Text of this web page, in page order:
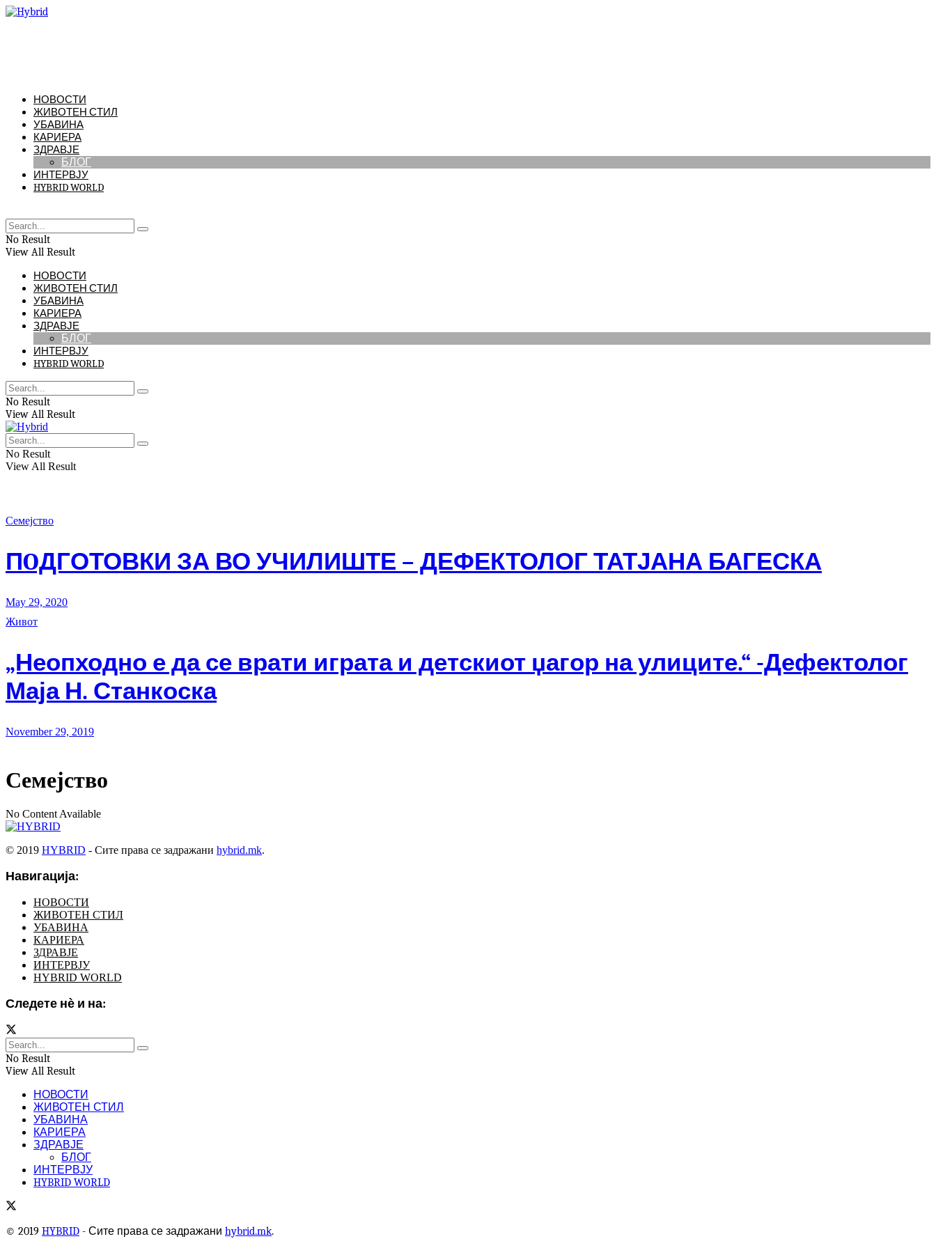
НОВОСТИ
ЖИВОТЕН СТИЛ
УБАВИНА
КАРИЕРА
ЗДРАВЈЕ
БЛОГ
ИНТЕРВЈУ
HYBRID WORLD
No Result
View All Result
НОВОСТИ
ЖИВОТЕН СТИЛ
УБАВИНА
КАРИЕРА
ЗДРАВЈЕ
БЛОГ
ИНТЕРВЈУ
HYBRID WORLD
No Result
View All Result
No Result
View All Result
Семејство
ПOДГОТОВКИ ЗА ВО УЧИЛИШТЕ – ДЕФЕКТОЛОГ ТАТЈАНА БАГЕСКА
May 29, 2020
Живот
„Неопходно е да се врати играта и детскиот џагор на улиците.“ -Дефектолог
Маја Н. Станкоска
November 29, 2019
Семејство
No Content Available
© 2019 HYBRID - Сите права се задражани hybrid.mk.
Навигација:
НОВОСТИ
ЖИВОТЕН СТИЛ
УБАВИНА
КАРИЕРА
ЗДРАВЈЕ
ИНТЕРВЈУ
HYBRID WORLD
Следете нѐ и на:
No Result
View All Result
НОВОСТИ
ЖИВОТЕН СТИЛ
УБАВИНА
КАРИЕРА
ЗДРАВЈЕ
БЛОГ
ИНТЕРВЈУ
HYBRID WORLD
© 2019 HYBRID - Сите права се задражани hybrid.mk.